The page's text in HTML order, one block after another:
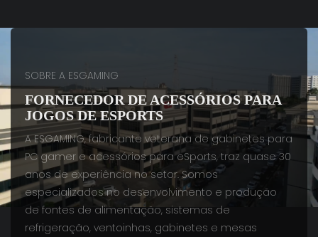
SOBRE A ESGAMING
FORNECEDOR DE ACESSÓRIOS PARA
JOGOS DE ESPORTS
A ESGAMING, fabricante veterana de gabinetes para
PC gamer e acessórios para eSports, traz quase 30
anos de experiência no setor. Somos
especializados no desenvolvimento e produção
de fontes de alimentação, sistemas de
refrigeração, ventoinhas, gabinetes e mesas